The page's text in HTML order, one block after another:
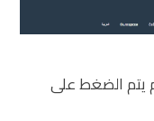
يتم الضغط على